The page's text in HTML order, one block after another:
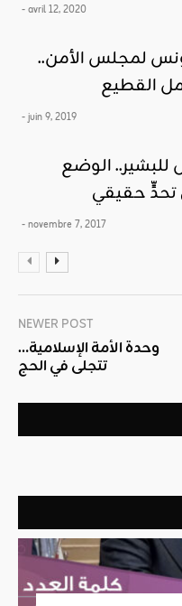
- avril 12, 2020
لمجلس الأمن..
القطيع
- juin 9, 2019
للبشير.. الوضع
تحدٍّ حقيقي
- novembre 7, 2017
NEWER POST
وحدة الأمة الإسلامية…
تتجلى في الحج